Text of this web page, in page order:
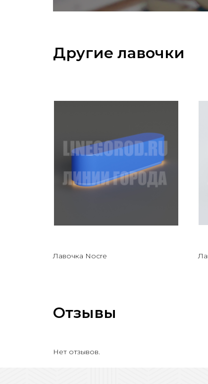
Другие лавочки
Лавочка Nocre
Отзывы
Нет отзывов.